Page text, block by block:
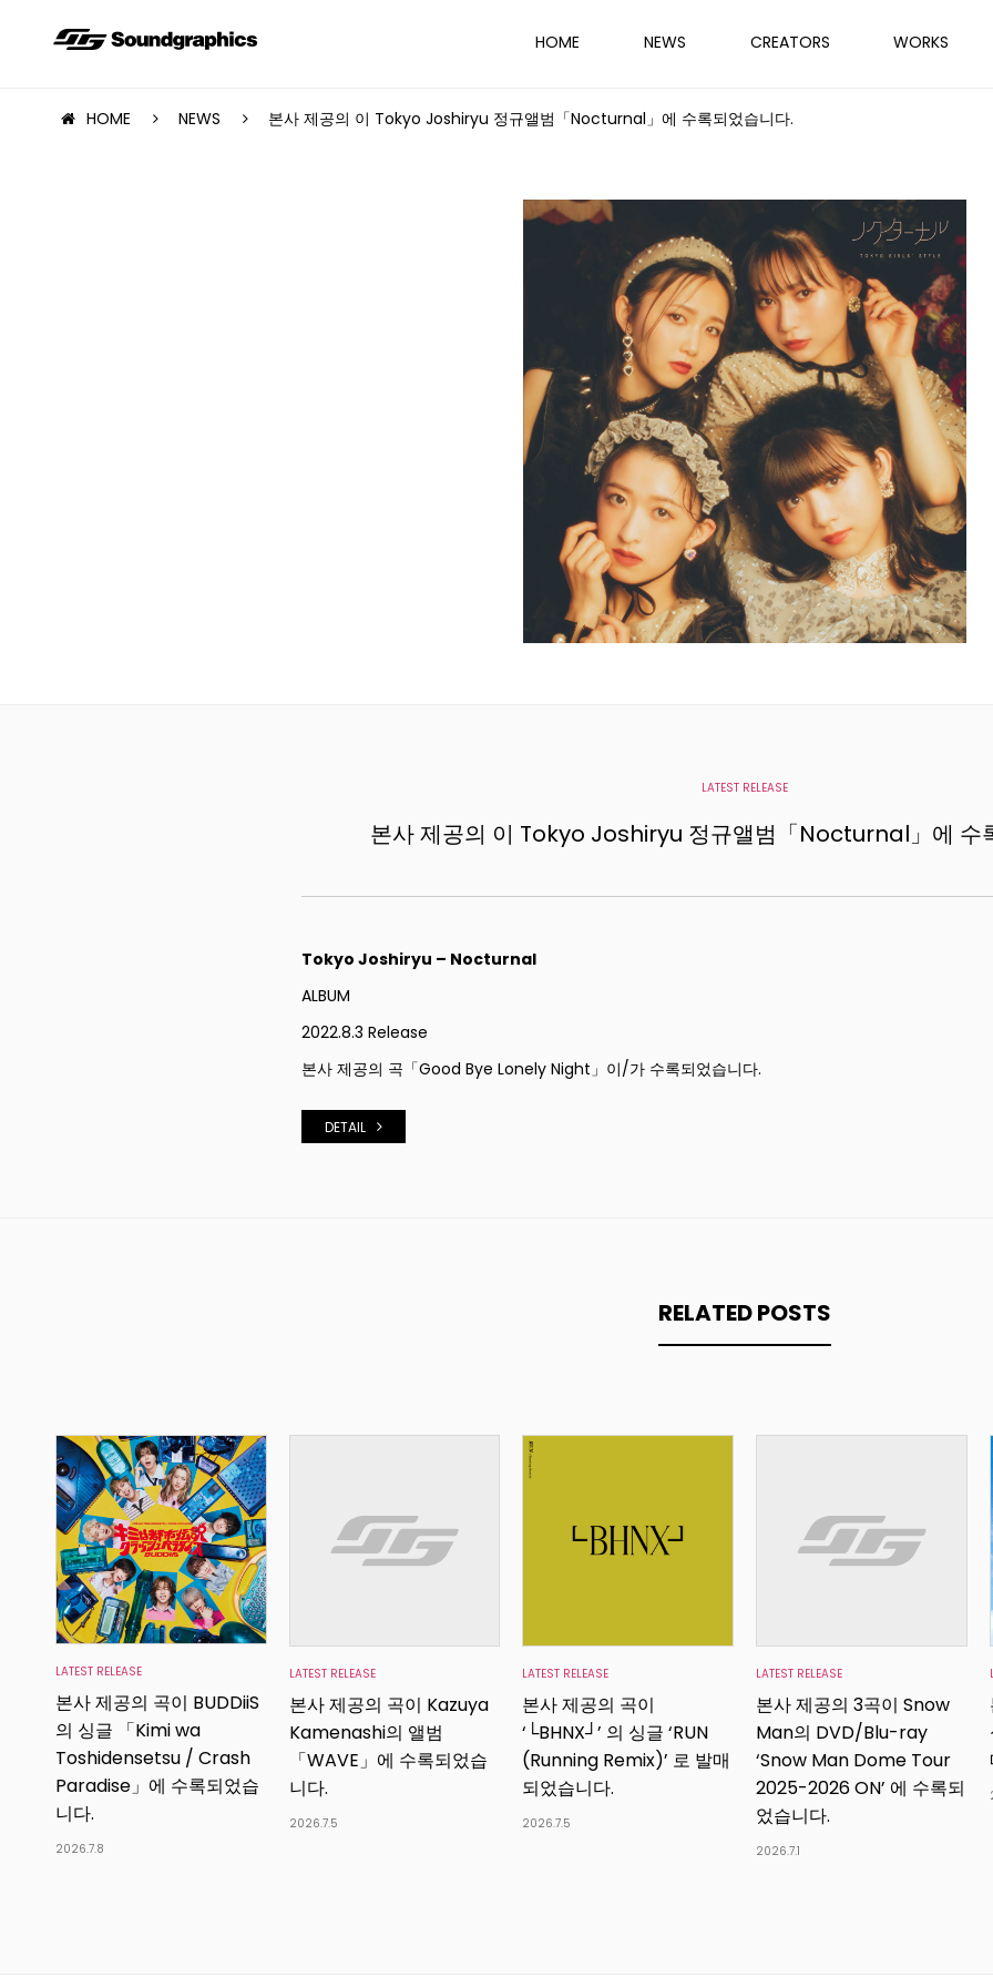
HOME NEWS CREATORS WORKS
HOME NEWS 본사 제공의 이 Tokyo Joshiryu 정규앨범「Nocturnal」에 수록되었습니다.
LATEST RELEASE
본사 제공의 이 Tokyo Joshiryu 정규앨범「Nocturnal」에 수
Tokyo Joshiryu – Nocturnal
ALBUM
2022.8.3 Release
본사 제공의 곡「Good Bye Lonely Night」이/가 수록되었습니다.
DETAIL
RELATED POSTS
LATEST RELEASE
본사 제공의 곡이 BUDDiiS
의 싱글 「Kimi wa
Toshidensetsu / Crash
Paradise」에 수록되었습
니다.
2026.7.8
LATEST RELEASE
본사 제공의 곡이 Kazuya
Kamenashi의 앨범
「WAVE」에 수록되었습
니다.
2026.7.5
LATEST RELEASE
본사 제공의 곡이
‘└BHNX┘’ 의 싱글 ‘RUN
(Running Remix)’ 로 발매
되었습니다.
2026.7.5
LATEST RELEASE
본사 제공의 3곡이 Snow
Man의 DVD/Blu-ray
‘Snow Man Dome Tour
2025-2026 ON’ 에 수록되
었습니다.
2026.7.1